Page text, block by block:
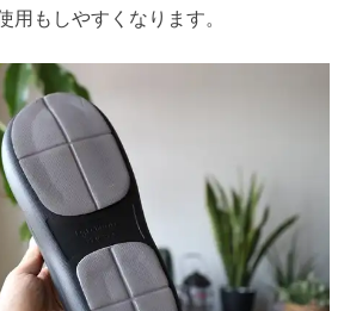
もしやすくなります。